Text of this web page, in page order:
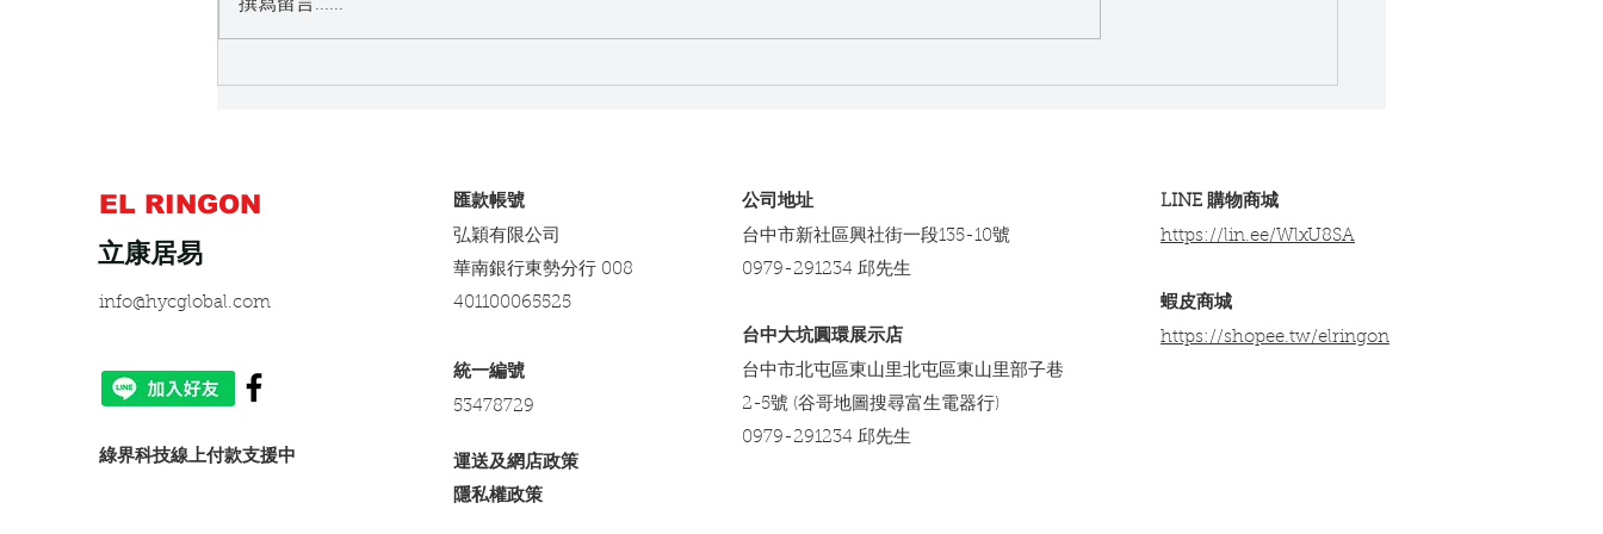
撰寫留言......
EL RINGON
立康居易
info@hycglobal.com
​綠界科技線上付款支援中
​匯款帳號
弘穎有限公司
​華南銀行東勢分行 008
401100065525
​統一編號
53478729
運送及網店政策
隱私權政策
​公司地址
台中市新社區興社街一段135-10號
0979-291234 邱先生
台中大坑圓環展示店
台中市北屯區東山里北屯區東山里部子巷
2-5號 (谷哥地圖搜尋富生電器行)
0979-291234 邱先生
LINE 購物商城
https://lin.ee/WlxU8SA​
​蝦皮商城
https://shopee.tw/elringon